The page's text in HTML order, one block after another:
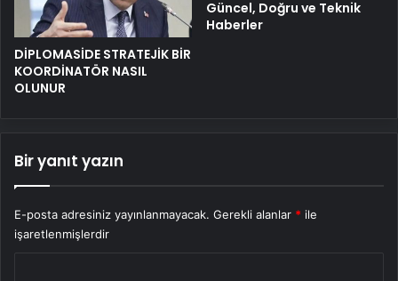
DİPLOMASİDE STRATEJİK BİR
KOORDİNATÖR NASIL
OLUNUR
Güncel, Doğru ve Teknik
Haberler
Bir yanıt yazın
E-posta adresiniz yayınlanmayacak. Gerekli alanlar * ile
işaretlenmişlerdir